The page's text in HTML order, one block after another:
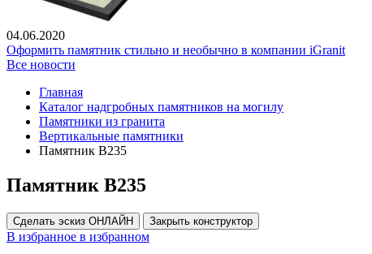
04.06.2020
Оформить памятник стильно и необычно в компании iGranit
Все новости
Главная
Каталог надгробных памятников на могилу
Памятники из гранита
Вертикальные памятники
Памятник В235
Памятник В235
Сделать эскиз ОНЛАЙН Закрыть конструктор
В избранное в избранном